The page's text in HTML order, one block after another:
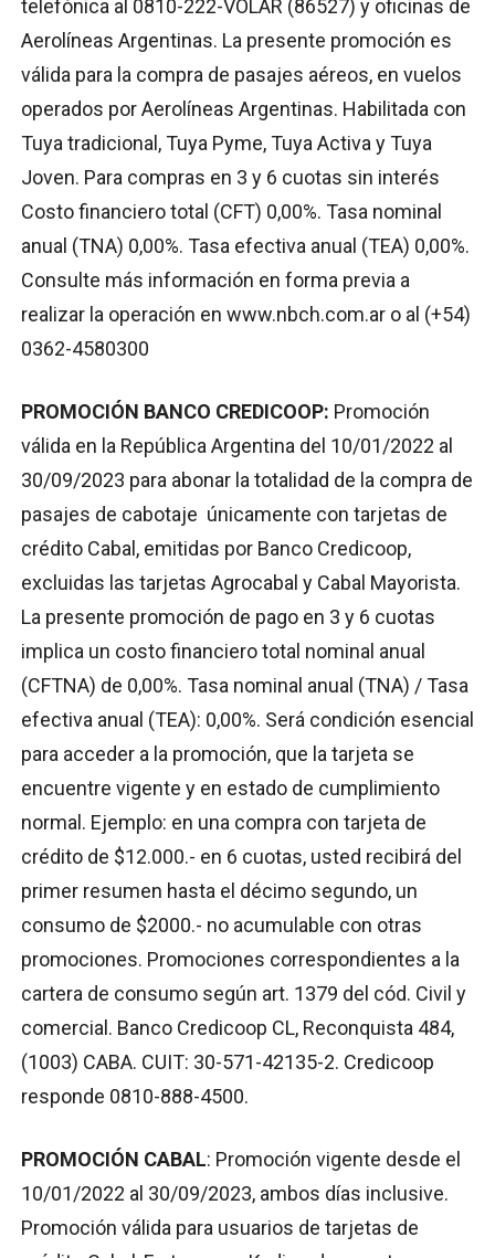
telefónica al 0810-222-VOLAR (86527) y oficinas de
Aerolíneas Argentinas. La presente promoción es
válida para la compra de pasajes aéreos, en vuelos
operados por Aerolíneas Argentinas. Habilitada con
Tuya tradicional, Tuya Pyme, Tuya Activa y Tuya
Joven. Para compras en 3 y 6 cuotas sin interés
Costo financiero total (CFT) 0,00%. Tasa nominal
anual (TNA) 0,00%. Tasa efectiva anual (TEA) 0,00%.
Consulte más información en forma previa a
realizar la operación en www.nbch.com.ar o al (+54)
0362-4580300
PROMOCIÓN BANCO CREDICOOP: Promoción
válida en la República Argentina del 10/01/2022 al
30/09/2023 para abonar la totalidad de la compra de
pasajes de cabotaje únicamente con tarjetas de
crédito Cabal, emitidas por Banco Credicoop,
excluidas las tarjetas Agrocabal y Cabal Mayorista.
La presente promoción de pago en 3 y 6 cuotas
implica un costo financiero total nominal anual
(CFTNA) de 0,00%. Tasa nominal anual (TNA) / Tasa
efectiva anual (TEA): 0,00%. Será condición esencial
para acceder a la promoción, que la tarjeta se
encuentre vigente y en estado de cumplimiento
normal. Ejemplo: en una compra con tarjeta de
crédito de $12.000.- en 6 cuotas, usted recibirá del
primer resumen hasta el décimo segundo, un
consumo de $2000.- no acumulable con otras
promociones. Promociones correspondientes a la
cartera de consumo según art. 1379 del cód. Civil y
comercial. Banco Credicoop CL, Reconquista 484,
(1003) CABA. CUIT: 30-571-42135-2. Credicoop
responde 0810-888-4500.
PROMOCIÓN CABAL: Promoción vigente desde el
10/01/2022 al 30/09/2023, ambos días inclusive.
Promoción válida para usuarios de tarjetas de